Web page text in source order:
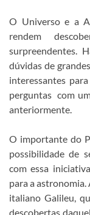
O Universo e a
rendem
surpreendentes.
dúvidas de
interessantes
perguntas com
anteriormente.
O importante do
possibilidade de
com essa
para a
italiano Galileu,
descobertas